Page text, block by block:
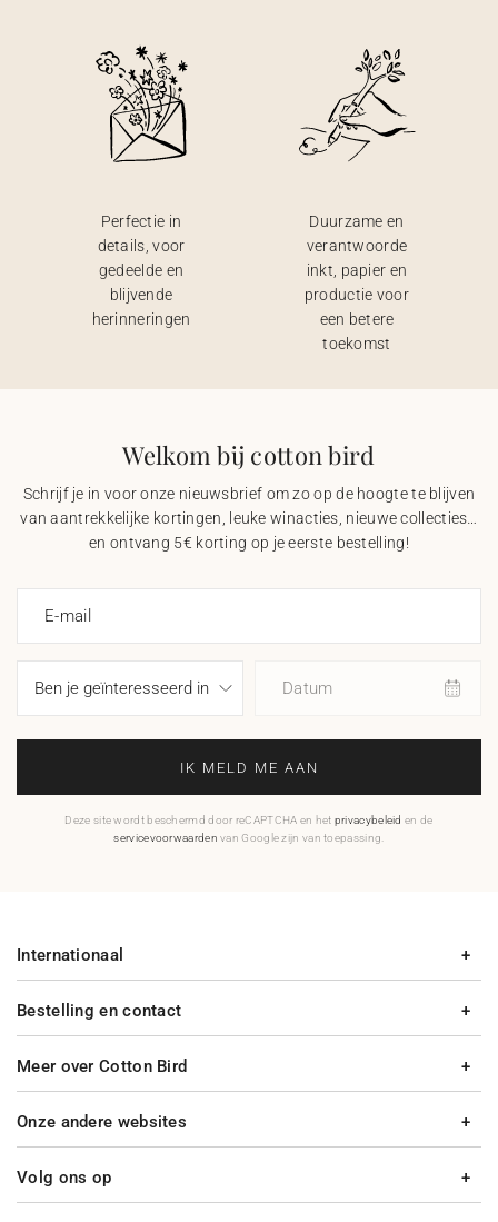
Perfectie in
details, voor
gedeelde en
blijvende
herinneringen
Duurzame en
verantwoorde
inkt, papier en
productie voor
een betere
toekomst
Welkom bij cotton bird
Schrijf je in voor onze nieuwsbrief om zo op de hoogte te blijven
van aantrekkelijke kortingen, leuke winacties, nieuwe collecties…
en ontvang 5€ korting op je eerste bestelling!
E-mail
Datum
IK MELD ME AAN
Deze site wordt beschermd door reCAPTCHA en het privacybeleid en de
servicevoorwaarden van Google zijn van toepassing.
Bestelling en contact
Meer over Cotton Bird
Internationaal
Onze andere websites
Volg ons op